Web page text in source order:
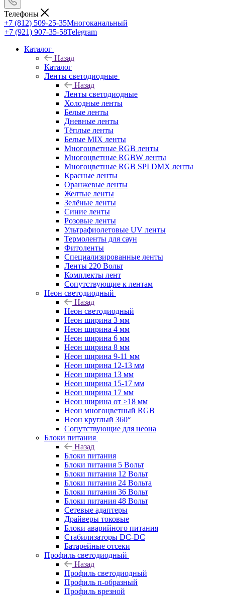
Телефоны
+7 (812) 509-25-35Многоканальный
+7 (921) 907-35-58Telegram
Каталог
Назад
Каталог
Ленты светодиодные
Назад
Ленты светодиодные
Холодные ленты
Белые ленты
Дневные ленты
Тёплые ленты
Белые MIX ленты
Многоцветные RGB ленты
Многоцветные RGBW ленты
Многоцветные RGB SPI DMX ленты
Красные ленты
Оранжевые ленты
Желтые ленты
Зелёные ленты
Синие ленты
Розовые ленты
Ультрафиолетовые UV ленты
Термоленты для саун
Фитоленты
Специализированные ленты
Ленты 220 Вольт
Комплекты лент
Сопутствующие к лентам
Неон светодиодный
Назад
Неон светодиодный
Неон ширина 3 мм
Неон ширина 4 мм
Неон ширина 6 мм
Неон ширина 8 мм
Неон ширина 9-11 мм
Неон ширина 12-13 мм
Неон ширина 13 мм
Неон ширина 15-17 мм
Неон ширина 17 мм
Неон ширина от >18 мм
Неон многоцветный RGB
Неон круглый 360°
Сопутствующие для неона
Блоки питания
Назад
Блоки питания
Блоки питания 5 Вольт
Блоки питания 12 Вольт
Блоки питания 24 Вольта
Блоки питания 36 Вольт
Блоки питания 48 Вольт
Сетевые адаптеры
Драйверы токовые
Блоки аварийного питания
Стабилизаторы DC-DC
Батарейные отсеки
Профиль светодиодный
Назад
Профиль светодиодный
Профиль п-образный
Профиль врезной